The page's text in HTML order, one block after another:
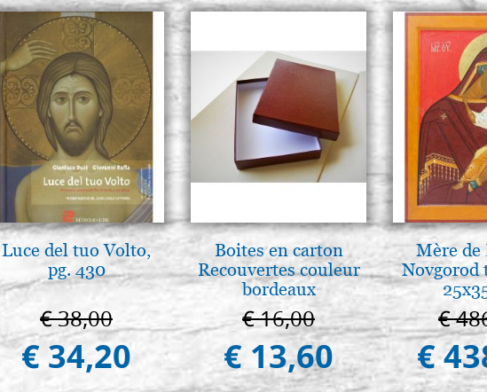
Luce del tuo Volto,
pg. 430
€ 38,00
€ 34,20
Boites en carton
Recouvertes couleur
bordeaux
€ 16,00
€ 13,60
Mère de
Novgorod
€
€